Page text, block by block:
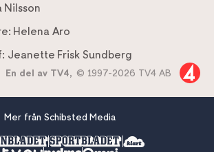
Nilsson
Helena Aro
Jeanette Frisk Sundberg
En del av TV4, © 1997-2026 TV4 AB
Mer från Schibsted Media